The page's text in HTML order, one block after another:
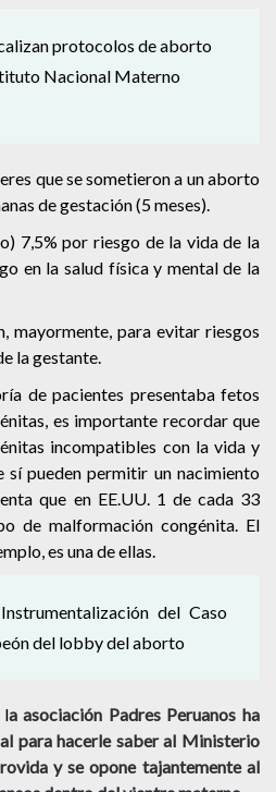
protocolos de aborto
Nacional Materno
que se sometieron a un aborto
de gestación (5 meses).
7,5% por riesgo de la vida de la
en la salud física y mental de la
mayormente, para evitar riesgos
la gestante.
de pacientes presentaba fetos
es importante recordar que
incompatibles con la vida y
sí pueden permitir un nacimiento
que en EE.UU. 1 de cada 33
de malformación congénita. El
es una de ellas.
del Caso
del lobby del aborto
la asociación Padres Peruanos ha
para hacerle saber al Ministerio
y se opone tajantemente al